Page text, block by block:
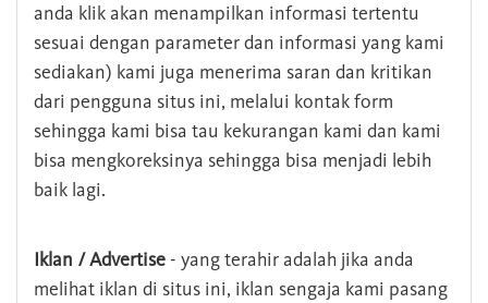
anda klik akan menampilkan informasi tertentu
sesuai dengan parameter dan informasi yang kami
sediakan) kami juga menerima saran dan kritikan
dari pengguna situs ini, melalui kontak form
sehingga kami bisa tau kekurangan kami dan kami
bisa mengkoreksinya sehingga bisa menjadi lebih
baik lagi.
Iklan / Advertise - yang terahir adalah jika anda
melihat iklan di situs ini, iklan sengaja kami pasang